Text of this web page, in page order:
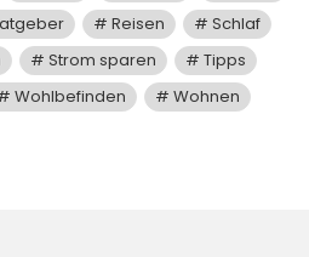
Reisen
Schlaf
Strom sparen
Tipps
Wohlbefinden
Wohnen